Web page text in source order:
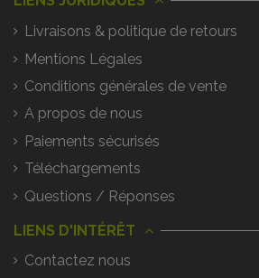
Livraisons & politique de retours
Mentions Légales
Conditions générales de vente
A propos de nous
Paiements sécurisés
Téléchargements
Questions / Réponses
LIENS D'INTÉRÊT
Contactez nous